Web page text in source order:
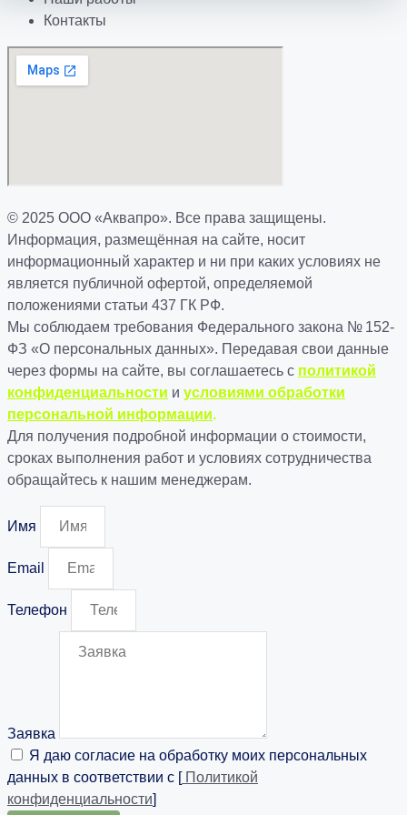
Контакты
© 2025 ООО «Аквапро». Все права защищены.
Информация, размещённая на сайте, носит
информационный характер и ни при каких условиях не
является публичной офертой, определяемой
положениями статьи 437 ГК РФ.
Мы соблюдаем требования Федерального закона № 152-
ФЗ «О персональных данных». Передавая свои данные
через формы на сайте, вы соглашаетесь с политикой
конфиденциальности и условиями обработки
персональной информации.
Для получения подробной информации о стоимости,
сроках выполнения работ и условиях сотрудничества
обращайтесь к нашим менеджерам.
Имя
Email
Телефон
Заявка
Я даю согласие на обработку моих персональных
данных в соответствии с [Политикой
конфиденциальности]